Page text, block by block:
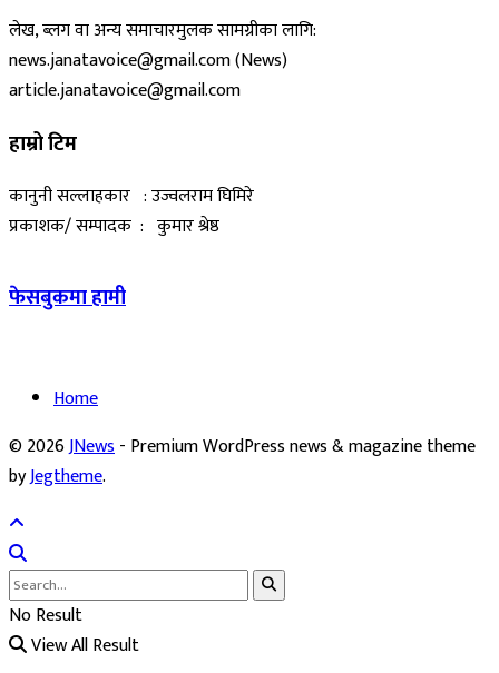
लेख, ब्लग वा अन्य समाचारमुलक सामग्रीका लागि:
news.janatavoice@gmail.com (News)
article.janatavoice@gmail.com
हाम्रो टिम
कानुनी सल्लाहकार : उज्वलराम घिमिरे
प्रकाशक/ सम्पादक : कुमार श्रेष्ठ
फेसबुकमा हामी
Home
© 2026JNews- Premium WordPress news & magazine theme
byJegtheme.
No Result
View All Result